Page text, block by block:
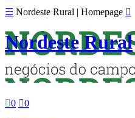
☰ Nordeste Rural | Homepage 
Nordeste Rural
0 0